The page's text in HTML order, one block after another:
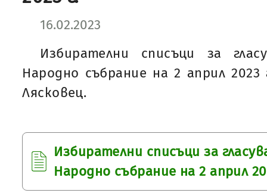
16.02.2023
Избирателни списъци за
Народно събрание на 2 април
Лясковец.
Избирателни списъци за
Народно събрание на 2 април